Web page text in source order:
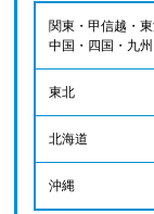
関東・甲信越・
中国・四国・九州
東北
北海道
沖縄